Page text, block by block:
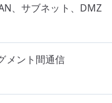
、サブネット、DMZ
メント間通信